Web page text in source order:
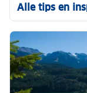
Alle tips en